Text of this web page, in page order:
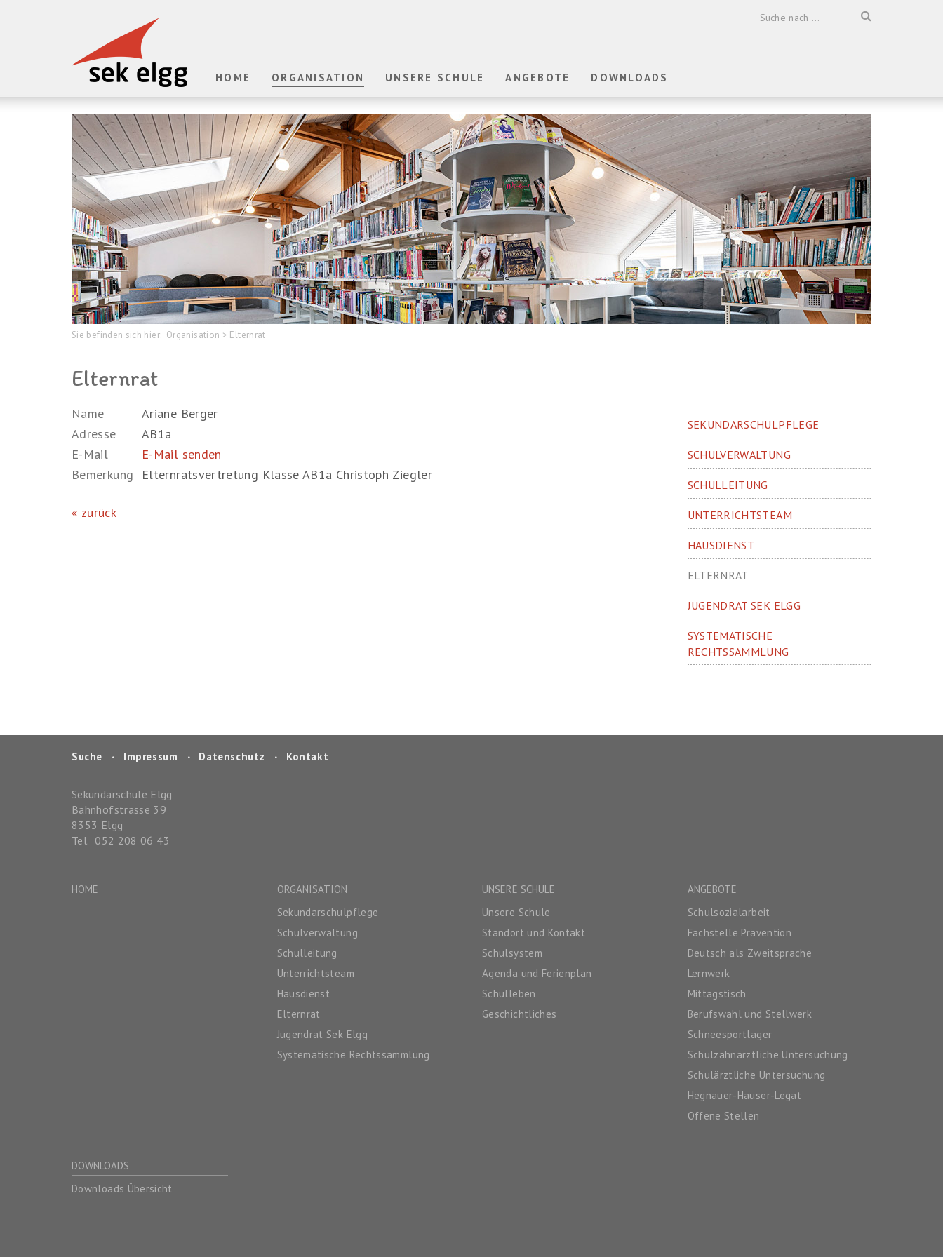
HOME ORGANISATION UNSERE SCHULE ANGEBOTE DOWNLOADS
Sie befinden sich hier: Organisation > Elternrat
Elternrat
Name
Ariane Berger
Adresse
AB1a
E-Mail
E-Mail senden
Bemerkung
Elternratsvertretung Klasse AB1a Christoph Ziegler
zurück
SEKUNDARSCHULPFLEGE
SCHULVERWALTUNG
SCHULLEITUNG
UNTERRICHTSTEAM
HAUSDIENST
ELTERNRAT
JUGENDRAT SEK ELGG
SYSTEMATISCHE
RECHTSSAMMLUNG
Suche ‧ Impressum ‧ Datenschutz ‧ Kontakt
Sekundarschule Elgg
Bahnhofstrasse 39
8353 Elgg
Tel. 052 208 06 43
HOME
ORGANISATION
Sekundarschulpflege
Schulverwaltung
Schulleitung
Unterrichtsteam
Hausdienst
Elternrat
Jugendrat Sek Elgg
Systematische Rechtssammlung
UNSERE SCHULE
Unsere Schule
Standort und Kontakt
Schulsystem
Agenda und Ferienplan
Schulleben
Geschichtliches
ANGEBOTE
Schulsozialarbeit
Fachstelle Prävention
Deutsch als Zweitsprache
Lernwerk
Mittagstisch
Berufswahl und Stellwerk
Schneesportlager
Schulzahnärztliche Untersuchung
Schulärztliche Untersuchung
Hegnauer-Hauser-Legat
Offene Stellen
DOWNLOADS
Downloads Übersicht